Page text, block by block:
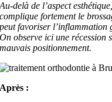
Au-delà de l’aspect
complique fortement le
peut favoriser l’inflammation
On observe ici une récession
mauvais positionnement.
Après :